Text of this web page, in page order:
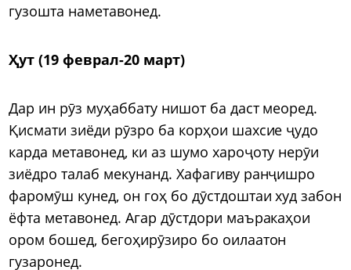
гузошта наметавонед.
Ҳут (19 феврал-20 март)
Дар ин рӯз муҳаббату нишот ба даст меоред.
Қисмати зиёди рӯзро ба корҳои шахсие ҷудо
карда метавонед, ки аз шумо хароҷоту нерӯи
зиёдро талаб мекунанд. Хафагиву ранҷишро
фаромӯш кунед, он гоҳ бо дӯстдоштаи худ забон
ёфта метавонед. Агар дӯстдори маъракаҳои
ором бошед, бегоҳирӯзиро бо оилаатон
гузаронед.